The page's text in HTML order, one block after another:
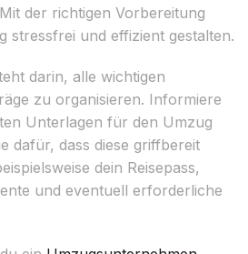
der richtigen Vorbereitung
stressfrei und effizient gestalten.
darin, alle wichtigen
zu organisieren. Informiere
Unterlagen für den Umzug
dafür, dass diese griffbereit
dein Reisepass,
und eventuell erforderliche